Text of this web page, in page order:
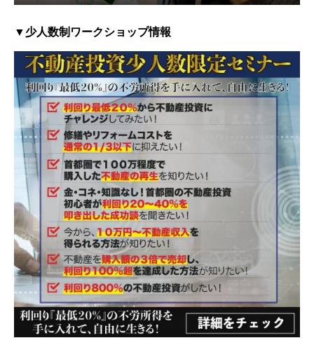
▼少人数制ワークショップ情報